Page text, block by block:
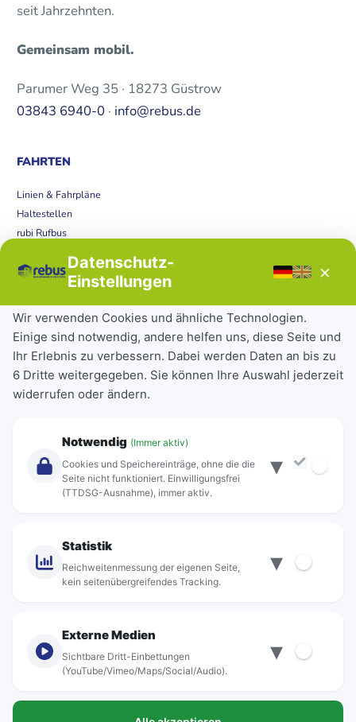
seit Jahrzehnten.
Gemeinsam mobil.
Parumer Weg 35 · 18273 Güstrow
03843 6940-0 · info@rebus.de
FAHRTEN
Linien & Fahrpläne
Haltestellen
rubi Rufbus
Störungen
Tickets & Tarife
Deutschlandticket
Schülerkarte
Einzeltickets
Abonnements
Über Rebus
Standorte
© rebus Regionalbus Rostock GmbH
Datenschutz-
Einstellungen
×
Wir verwenden Cookies und ähnliche Technologien.
Einige sind notwendig, andere helfen uns, diese Seite und
Ihr Erlebnis zu verbessern. Dabei werden Daten an bis zu
6 Dritte weitergegeben. Sie können Ihre Auswahl jederzeit
widerrufen oder ändern.
Notwendig (Immer aktiv)
Cookies und Speichereinträge, ohne die die
Seite nicht funktioniert. Einwilligungsfrei
(TTDSG-Ausnahme), immer aktiv.
▾
Statistik
Reichweitenmessung der eigenen Seite,
kein seitenübergreifendes Tracking.
▾
Externe Medien
Sichtbare Dritt-Einbettungen
(YouTube/Vimeo/Maps/Social/Audio).
▾